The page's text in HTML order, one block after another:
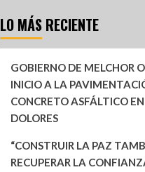
LO MÁS RECIENTE
GOBIERNO DE MELCHOR
INICIO A LA
CONCRETO ASFÁLTICO
DOLORES
“CONSTRUIR LA PAZ
RECUPERAR LA